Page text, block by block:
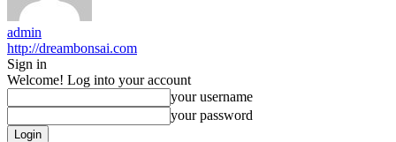
admin
http://dreambonsai.com
Sign in
Welcome! Log into your account
your username
your password